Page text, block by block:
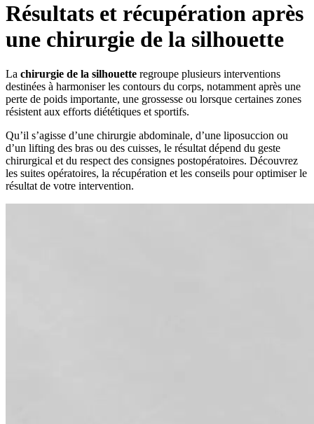
Résultats et récupération après
une chirurgie de la silhouette
La chirurgie de la silhouette regroupe plusieurs interventions
destinées à harmoniser les contours du corps, notamment après une
perte de poids importante, une grossesse ou lorsque certaines zones
résistent aux efforts diététiques et sportifs.
Qu’il s’agisse d’une chirurgie abdominale, d’une liposuccion ou
d’un lifting des bras ou des cuisses, le résultat dépend du geste
chirurgical et du respect des consignes postopératoires. Découvrez
les suites opératoires, la récupération et les conseils pour optimiser le
résultat de votre intervention.